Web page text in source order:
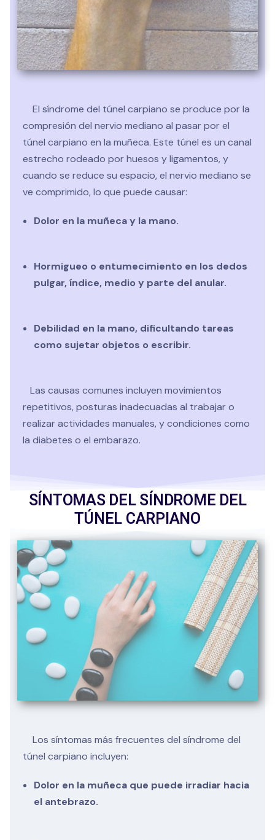
detección temprana y el tratamiento de fisioterapia
adecuado son factores clave para mejorar la
evolución del síndrome del túnel carpiano, prevenir el
empeoramiento de los síntomas y facilitar la vuelta a
las actividades diarias, laborales o deportivas.
El síndrome del túnel carpiano se produce por la
compresión del nervio mediano al pasar por el
túnel carpiano en la muñeca. Este túnel es un canal
estrecho rodeado por huesos y ligamentos, y
cuando se reduce su espacio, el nervio mediano se
ve comprimido, lo que puede causar:
Dolor en la muñeca y la mano.
Hormigueo o entumecimiento en los dedos
pulgar, índice, medio y parte del anular.
Debilidad en la mano, dificultando tareas
como sujetar objetos o escribir.
Las causas comunes incluyen movimientos
repetitivos, posturas inadecuadas al trabajar o
realizar actividades manuales, y condiciones como
la diabetes o el embarazo.
SÍNTOMAS DEL SÍNDROME DEL
TÚNEL CARPIANO
Los síntomas más frecuentes del síndrome del
túnel carpiano incluyen:
Dolor en la muñeca que puede irradiar hacia
el antebrazo.